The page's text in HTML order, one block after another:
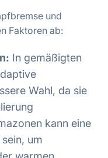
und
Faktoren ab:
In gemäßigten
Wahl, da sie
kann eine
um